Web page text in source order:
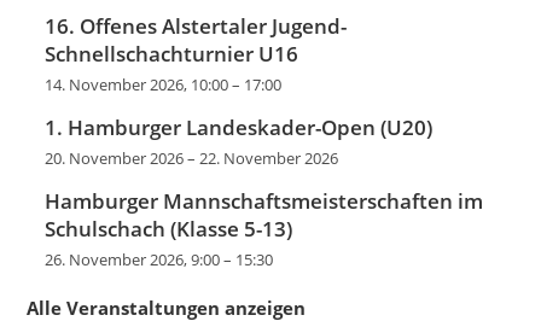
16. Offenes Alstertaler Jugend-
Schnellschachturnier U16
14. November 2026, 10:00– 17:00
1. Hamburger Landeskader-Open (U20)
20. November 2026–22. November 2026
Hamburger Mannschaftsmeisterschaften im
Schulschach (Klasse 5-13)
26. November 2026, 9:00– 15:30
Alle Veranstaltungen anzeigen